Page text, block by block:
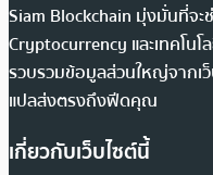
Siam Blockchain มุ่งมั่นที่จะ
Cryptocurrency และเทคโน
รวบรวมข้อมูลส่วนใหญ่จากเว็
แปลส่งตรงถึงฟีดคุณ
เกี่ยวกับเว็บไซต์นี้